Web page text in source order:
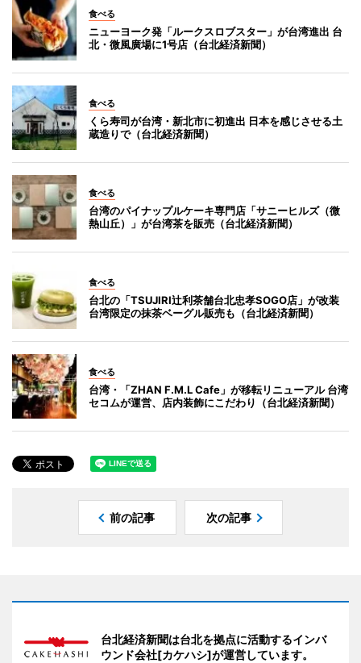
食べる
ニューヨーク発「ルークスロブスター」が台湾進出 台
北・微風廣場に1号店（台北経済新聞）
食べる
くら寿司が台湾・新北市に初進出 日本を感じさせる土
蔵造りで（台北経済新聞）
食べる
台湾のパイナップルケーキ専門店「サニーヒルズ（微
熱山丘）」が台湾茶を販売（台北経済新聞）
食べる
台北の「TSUJIRI辻利茶舗台北忠孝SOGO店」が改装
台湾限定の抹茶ベーグル販売も（台北経済新聞）
食べる
台湾・「ZHAN F.M.L Cafe」が移転リニューアル 台湾
セコムが運営、店内装飾にこだわり（台北経済新聞）
前の記事 次の記事
台北経済新聞は台北を拠点に活動するインバ
ウンド会社[カケハシ]が運営しています。